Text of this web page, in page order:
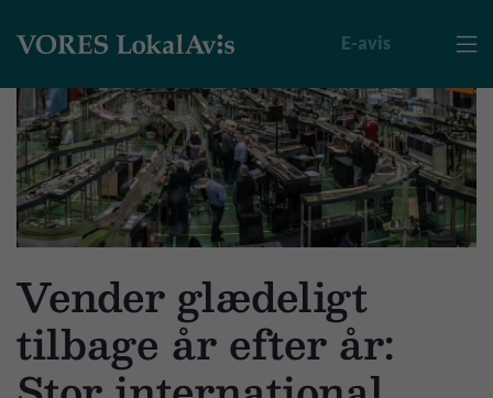

E-avis
Vender glædeligt
tilbage år efter år: